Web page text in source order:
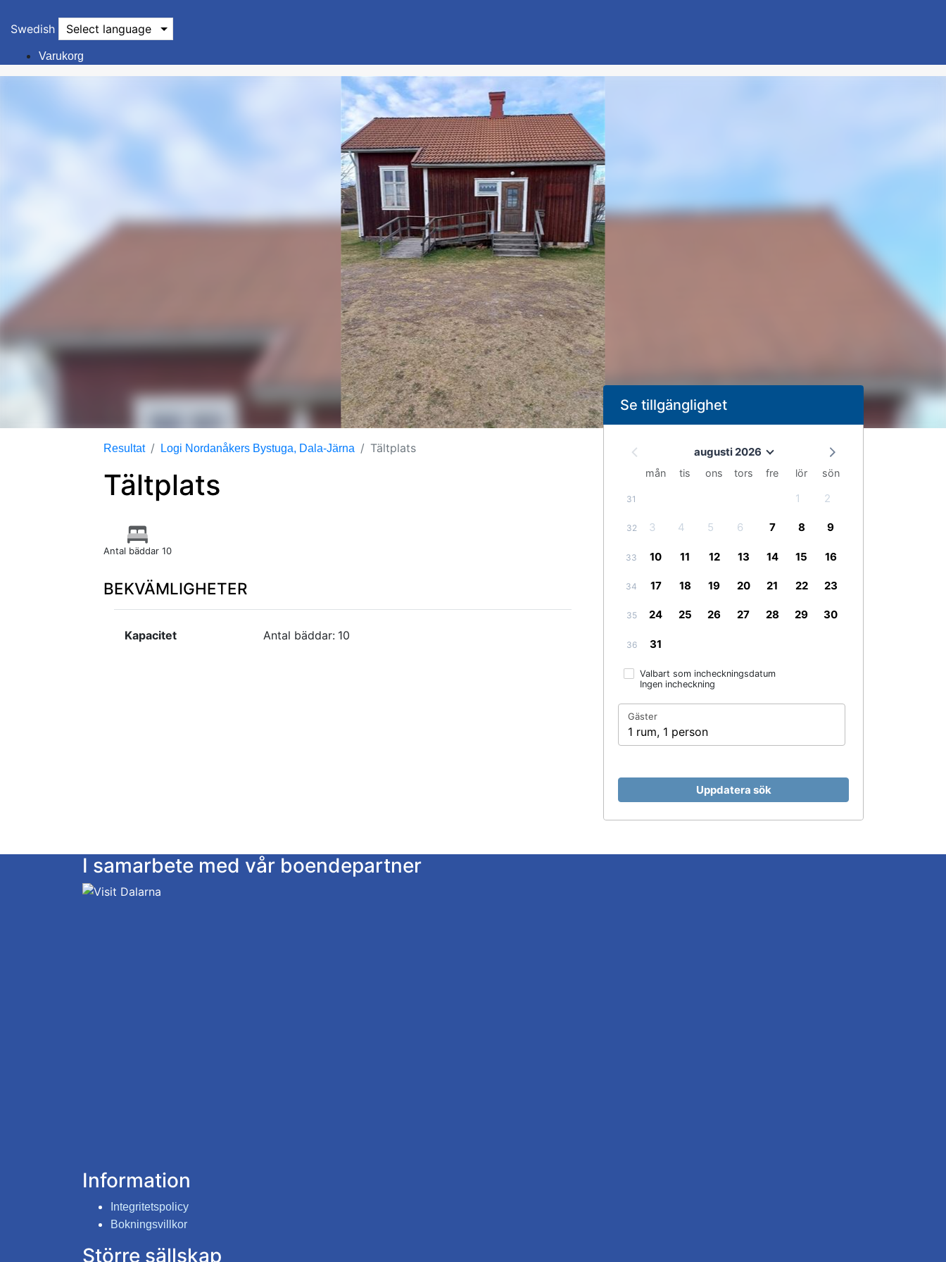
Swedish Select language
Varukorg
Resultat Logi Nordanåkers Bystuga, Dala-Järna Tältplats
Tältplats
Antal bäddar 10
BEKVÄMLIGHETER
Kapacitet Antal bäddar: 10
Se tillgänglighet
augusti 2026
mån tis ons tors fre lör sön
31 1 2
32 3 4 5 6 7 8 9
33 10 11 12 13 14 15 16
34 17 18 19 20 21 22 23
35 24 25 26 27 28 29 30
36 31
Valbart som incheckningsdatum
Ingen incheckning
Gäster
1 rum, 1 person
Uppdatera sök
I samarbete med vår boendepartner
Information
Integritetspolicy
Bokningsvillkor
Större sällskap